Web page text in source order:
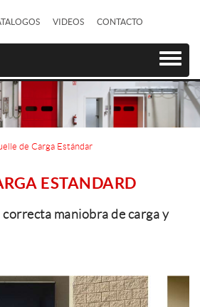
VIDEOS CONTACTO
de Carga Estándar
ESTANDARD
maniobra de carga y